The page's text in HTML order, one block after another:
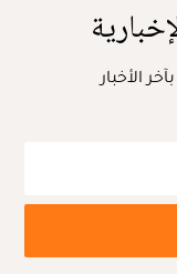
الأخبار